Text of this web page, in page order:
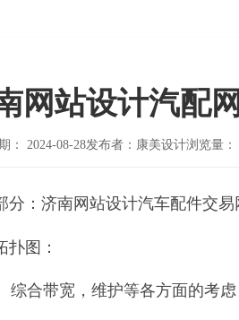
网站设计汽配
： 2024-08-28发布者：康美设计浏览量：
分：济南网站设计汽车配件交
扑图：
带宽，维护等各方面的考虑，